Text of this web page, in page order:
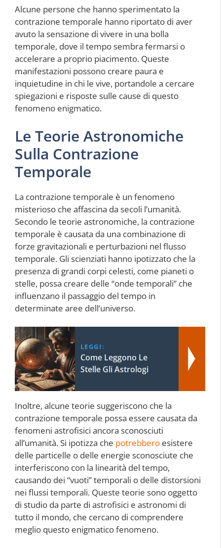
Alcune persone che hanno sperimentato la
contrazione temporale hanno riportato di aver
avuto la sensazione di vivere in una bolla
temporale, dove il tempo sembra fermarsi o
accelerare a proprio piacimento. Queste
manifestazioni possono creare paura e
inquietudine in chi le vive, portandole a cercare
spiegazioni e risposte sulle cause di questo
fenomeno enigmatico.
Le Teorie Astronomiche
Sulla Contrazione
Temporale
La contrazione temporale è un fenomeno
misterioso che affascina da secoli l’umanità.
Secondo le teorie astronomiche, la contrazione
temporale è causata da una combinazione di
forze gravitazionali e perturbazioni nel flusso
temporale. Gli scienziati hanno ipotizzato che la
presenza di grandi corpi celesti, come pianeti o
stelle, possa creare delle “onde temporali” che
influenzano il passaggio del tempo in
determinate aree dell’universo.
LEGGI:
Come Leggono Le
Stelle Gli Astrologi
Inoltre, alcune teorie suggeriscono che la
contrazione temporale possa essere causata da
fenomeni astrofisici ancora sconosciuti
all’umanità. Si ipotizza che potrebbero esistere
delle particelle o delle energie sconosciute che
interferiscono con la linearità del tempo,
causando dei “vuoti” temporali o delle distorsioni
nei flussi temporali. Queste teorie sono oggetto
di studio da parte di astrofisici e astronomi di
tutto il mondo, che cercano di comprendere
meglio questo enigmatico fenomeno.